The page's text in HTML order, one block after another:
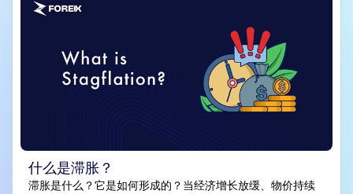
什么是滞胀？
滞胀是什么？它是如何形成的？当经济增长放缓、物价持续